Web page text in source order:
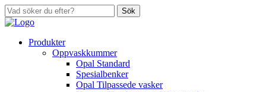
Sök
Produkter
Oppvaskkummer
Opal Standard
Spesialbenker
Opal Tilpassede vasker